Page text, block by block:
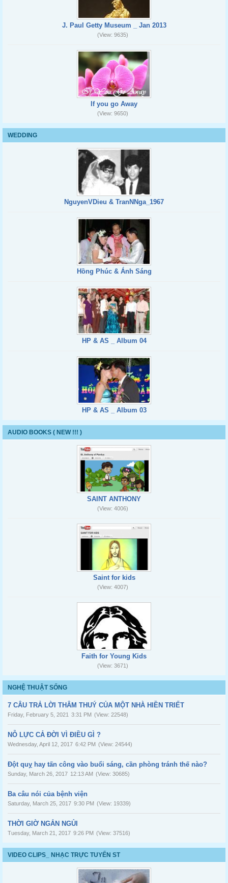
J. Paul Getty Museum _ Jan 2013
(View: 9635)
If you go Away
(View: 9650)
WEDDING
NguyenVDieu & TranNNga_1967
Hồng Phúc & Ánh Sáng
HP & AS _ Album 04
HP & AS _ Album 03
AUDIO BOOKS ( NEW !!! )
SAINT ANTHONY
(View: 4006)
Saint for kids
(View: 4007)
Faith for Young Kids
(View: 3671)
NGHỆ THUẬT SỐNG
7 CÂU TRẢ LỜI THÂM THUÝ CỦA MỘT NHÀ HIỀN TRIẾT
Friday, February 5, 2021 3:31 PM (View: 22548)
NỖ LỰC CẢ ĐỜI VÌ ĐIỀU GÌ ?
Wednesday, April 12, 2017 6:42 PM (View: 24544)
Đột quỵ hay tấn công vào buổi sáng, cần phòng tránh thế nào?
Sunday, March 26, 2017 12:13 AM (View: 30685)
Ba câu nói của bệnh viện
Saturday, March 25, 2017 9:30 PM (View: 19339)
THỜI GIỜ NGẮN NGỦI
Tuesday, March 21, 2017 9:26 PM (View: 37516)
VIDEO CLIPS_ NHẠC TRỰC TUYẾN ST